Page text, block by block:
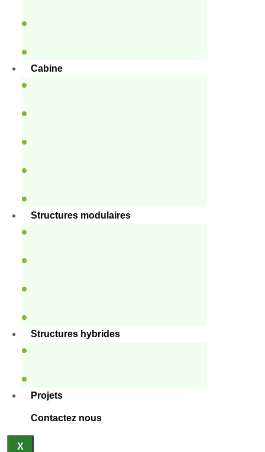
Cabine
Structures modulaires
Structures hybrides
Projets
Contactez nous
X